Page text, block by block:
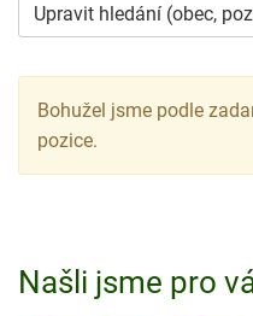
Upravit hledání (obec,
Bohužel jsme podle
pozice.
Našli jsme pro